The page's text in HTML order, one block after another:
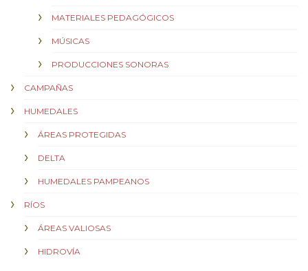
MATERIALES PEDAGÓGICOS
MÚSICAS
PRODUCCIONES SONORAS
CAMPAÑAS
HUMEDALES
ÁREAS PROTEGIDAS
DELTA
HUMEDALES PAMPEANOS
RÍOS
ÁREAS VALIOSAS
HIDROVÍA